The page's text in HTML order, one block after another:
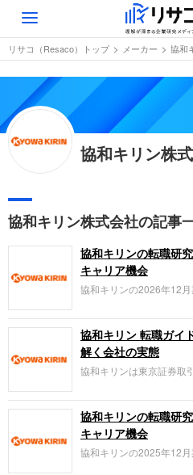
Toggle
navigation
リサコ（Resaco）トップ メーカー 協和
協和キリン株
協和キリン株式会社の記事
協和キリンの転職研
キャリア機会
協和キリンの2026年12月
営業利益78%増と好調
領域へのリソース再配分
ァーマへの進化を加速さ
協和キリンなのか？」、
す。
協和キリン 転職ガイ
解く会社の実態
協和キリンは東京証券取
薬品の製造および販売
の連結売上収益は、グロ
4,968億円と前期比で増
属する当期利益も670億
す。
協和キリンの転職研
キャリア機会
協和キリンの2025年12月
432名の特別希望退職と